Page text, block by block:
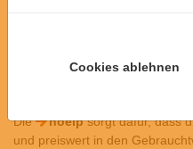
Cookies ablehnen
in
und Büsum werden gut
Gegenstände als Spende zur
Die
hoelpsorgt dafür, dass
und preiswert in den